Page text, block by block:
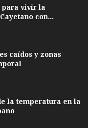
para vivir la
con...
caídos y zonas
la temperatura en la